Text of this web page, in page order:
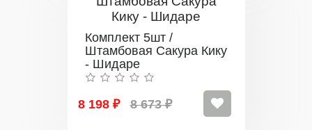
Комплект 5шт /
Штамбовая Сакура Кику
- Шидаре
8 198 ₽ 8 673 ₽